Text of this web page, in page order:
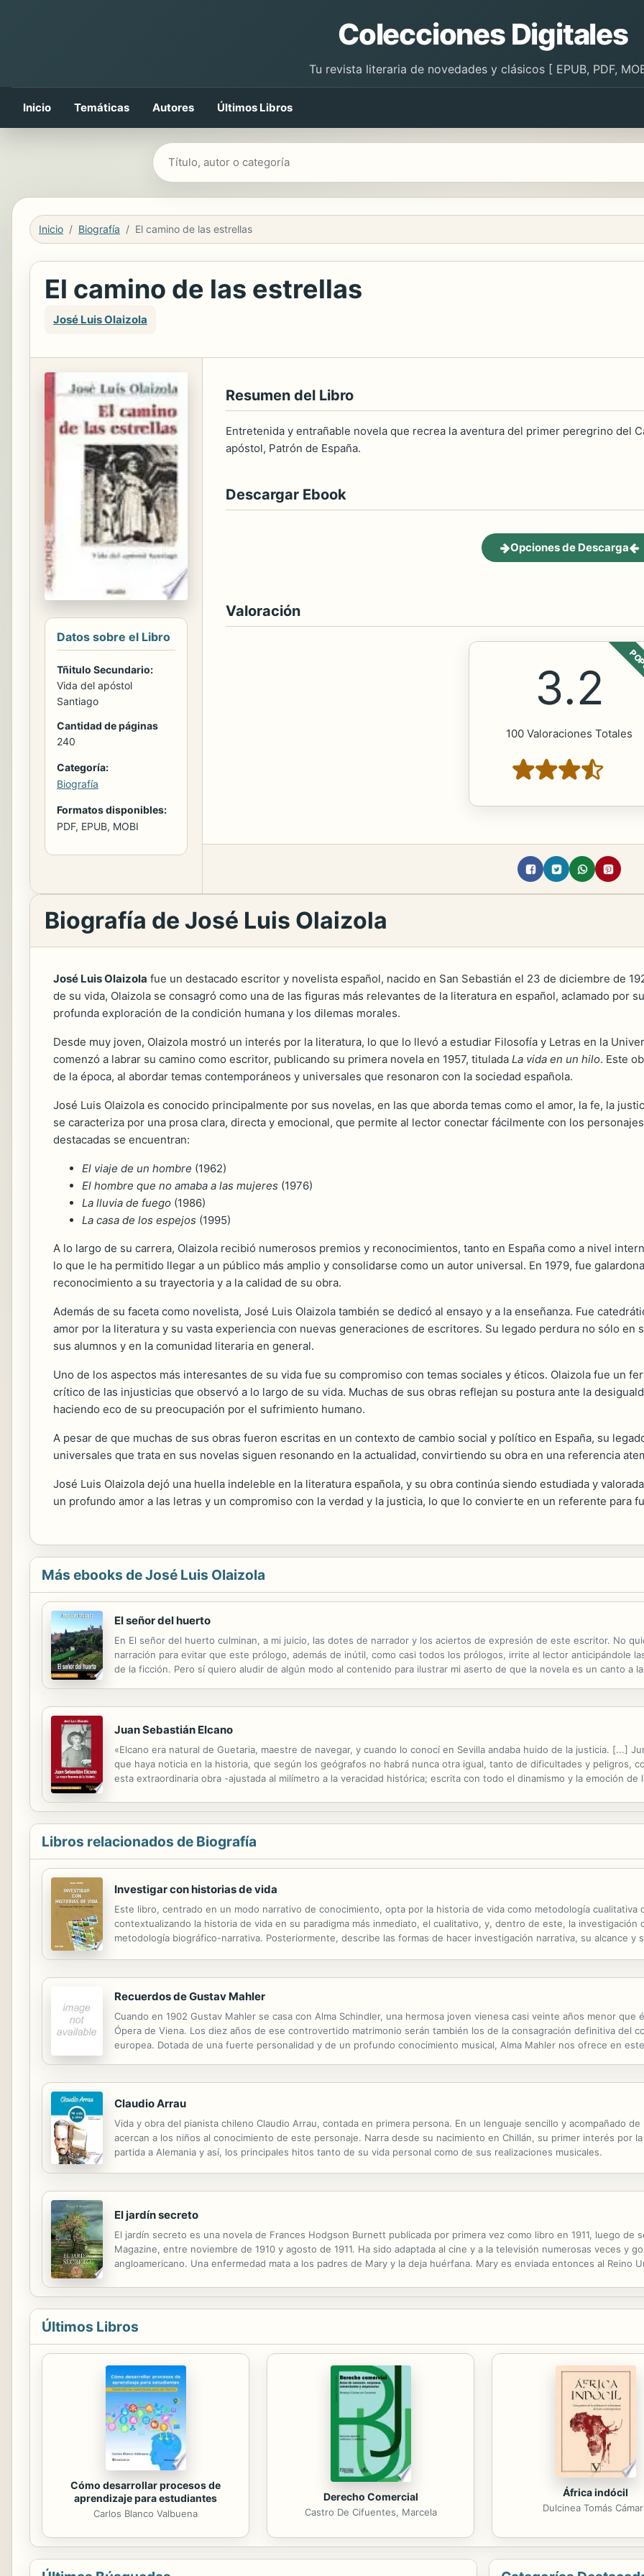
Colecciones Digitales
Tu revista literaria de novedades y clásicos [ EPUB, PDF,
Inicio Temáticas Autores Últimos Libros
Buscar libros
Inicio Biografía El camino de las estrellas
El camino de las estrellas
José Luis Olaizola
Datos sobre el Libro
Tñitulo Secundario:
Vida del apóstol
Santiago
Cantidad de páginas
240
Categoría:
Biografía
Formatos disponibles:
PDF, EPUB, MOBI
Resumen del Libro
Entretenida y entrañable novela que recrea la aventura del primer peregrino del
apóstol, Patrón de España.
Descargar Ebook
Opciones de Descarga
Valoración
3.2
100 Valoraciones Totales
Biografía de José Luis Olaizola
José Luis Olaizola fue un destacado escritor y novelista español, nacido en San Sebastián el 23 de diciembre de
de su vida, Olaizola se consagró como una de las figuras más relevantes de la literatura en español, aclamado por
profunda exploración de la condición humana y los dilemas morales.
Desde muy joven, Olaizola mostró un interés por la literatura, lo que lo llevó a estudiar Filosofía y Letras en la
comenzó a labrar su camino como escritor, publicando su primera novela en 1957, titulada La vida en un hilo. Este
de la época, al abordar temas contemporáneos y universales que resonaron con la sociedad española.
José Luis Olaizola es conocido principalmente por sus novelas, en las que aborda temas como el amor, la fe, la
se caracteriza por una prosa clara, directa y emocional, que permite al lector conectar fácilmente con los
destacadas se encuentran:
El viaje de un hombre (1962)
El hombre que no amaba a las mujeres (1976)
La lluvia de fuego (1986)
La casa de los espejos (1995)
A lo largo de su carrera, Olaizola recibió numerosos premios y reconocimientos, tanto en España como a nivel
lo que le ha permitido llegar a un público más amplio y consolidarse como un autor universal. En 1979, fue
reconocimiento a su trayectoria y a la calidad de su obra.
Además de su faceta como novelista, José Luis Olaizola también se dedicó al ensayo y a la enseñanza. Fue
amor por la literatura y su vasta experiencia con nuevas generaciones de escritores. Su legado perdura no sólo
sus alumnos y en la comunidad literaria en general.
Uno de los aspectos más interesantes de su vida fue su compromiso con temas sociales y éticos. Olaizola fue un
crítico de las injusticias que observó a lo largo de su vida. Muchas de sus obras reflejan su postura ante la
haciendo eco de su preocupación por el sufrimiento humano.
A pesar de que muchas de sus obras fueron escritas en un contexto de cambio social y político en España, su
universales que trata en sus novelas siguen resonando en la actualidad, convirtiendo su obra en una referencia
José Luis Olaizola dejó una huella indeleble en la literatura española, y su obra continúa siendo estudiada y
un profundo amor a las letras y un compromiso con la verdad y la justicia, lo que lo convierte en un referente para
Más ebooks de José Luis Olaizola
El señor del huerto
En El señor del huerto culminan, a mi juicio, las dotes de narrador y los aciertos de expresión de este escritor. No
narración para evitar que este prólogo, además de inútil, como casi todos los prólogos, irrite al lector anticipándole
de la ficción. Pero sí quiero aludir de algún modo al contenido para ilustrar mi aserto de que la novela es un canto a
Juan Sebastián Elcano
«Elcano era natural de Guetaria, maestre de navegar, y cuando lo conocí en Sevilla andaba huido de la justicia. [...]
que haya noticia en la historia, que según los geógrafos no habrá nunca otra igual, tanto de dificultades y peligros,
esta extraordinaria obra -ajustada al milímetro a la veracidad histórica; escrita con todo el dinamismo y la emoción
Libros relacionados de Biografía
Investigar con historias de vida
Este libro, centrado en un modo narrativo de conocimiento, opta por la historia de vida como metodología cualitativa
contextualizando la historia de vida en su paradigma más inmediato, el cualitativo, y, dentro de este, la investigación
metodología biográfico-narrativa. Posteriormente, describe las formas de hacer investigación narrativa, su alcance y
Recuerdos de Gustav Mahler
Cuando en 1902 Gustav Mahler se casa con Alma Schindler, una hermosa joven vienesa casi veinte años menor
Ópera de Viena. Los diez años de ese controvertido matrimonio serán también los de la consagración definitiva del
europea. Dotada de una fuerte personalidad y de un profundo conocimiento musical, Alma Mahler nos ofrece en
Claudio Arrau
Vida y obra del pianista chileno Claudio Arrau, contada en primera persona. En un lenguaje sencillo y acompañado
acercan a los niños al conocimiento de este personaje. Narra desde su nacimiento en Chillán, su primer interés por
partida a Alemania y así, los principales hitos tanto de su vida personal como de sus realizaciones musicales.
El jardín secreto
El jardín secreto es una novela de Frances Hodgson Burnett publicada por primera vez como libro en 1911, luego de
Magazine, entre noviembre de 1910 y agosto de 1911. Ha sido adaptada al cine y a la televisión numerosas veces y
angloamericano. Una enfermedad mata a los padres de Mary y la deja huérfana. Mary es enviada entonces al Reino
Últimos Libros
Cómo desarrollar procesos de
aprendizaje para estudiantes
Carlos Blanco Valbuena
Derecho Comercial
Castro De Cifuentes, Marcela
África indócil
Dulcinea Tomás